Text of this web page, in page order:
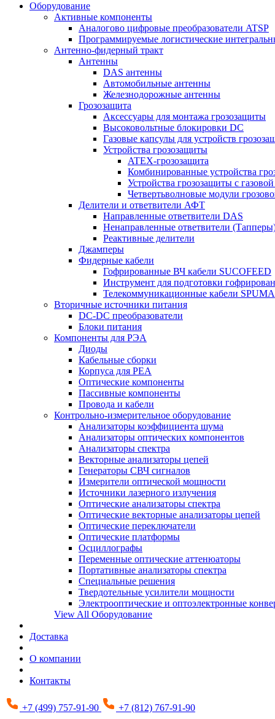
Оборудование
Активные компоненты
Аналогово цифровые преобразователи ATSP
Программируемые логистические
Антенно-фидерный тракт
Антенны
DAS антенны
Автомобильные антенны
Железнодорожные антенны
Грозозащита
Аксессуары для монтажа грозозащиты
Высоковольтные блокировки DC
Газовые капсулы для устройств
Устройства грозозащиты
ATEX-грозозащита
Комбинированные устройства
Устройства грозозащиты с
Четвертьволновые модули
Делители и ответвители АФТ
Направленные ответвители DAS
Ненаправленные ответвители
Реактивные делители
Джамперы
Фидерные кабели
Гофрированные ВЧ кабели SUCOFEED
Инструмент для подготовки
Телекоммуникационные кабели SPUMA
Вторичные источники питания
DC-DC преобразователи
Блоки питания
Компоненты для РЭА
Диоды
Кабельные сборки
Корпуса для РЕА
Оптические компоненты
Пассивные компоненты
Провода и кабели
Контрольно-измерительное оборудование
Анализаторы коэффициента шума
Анализаторы оптических компонентов
Анализаторы спектра
Векторные анализаторы цепей
Генераторы СВЧ сигналов
Измерители оптической мощности
Источники лазерного излучения
Оптические анализаторы спектра
Оптические векторные анализаторы цепей
Оптические переключатели
Оптические платформы
Осциллографы
Переменные оптические аттенюаторы
Портативные анализаторы спектра
Специальные решения
Твердотельные усилители мощности
Электрооптические и оптоэлектронные
View All Оборудование
Доставка
О компании
Контакты
+7 (499) 757-91-90 +7 (812) 767-91-90